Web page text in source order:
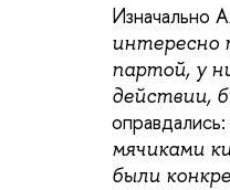
Изначально
интересно
партой, у
действии,
оправдались:
мячиками
были